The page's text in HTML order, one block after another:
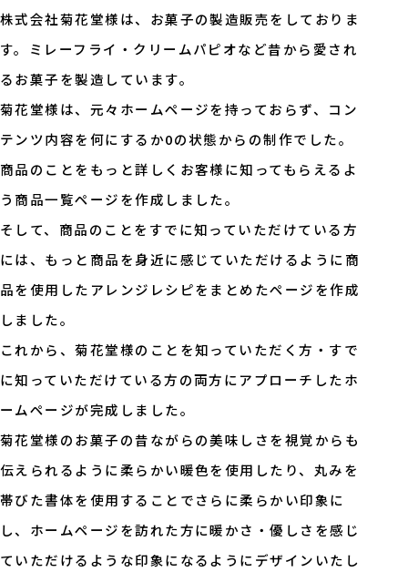
株式会社菊花堂様は、お菓子の製造販売をしておりま
す。ミレーフライ・クリームパピオなど昔から愛され
るお菓子を製造しています。
菊花堂様は、元々ホームページを持っておらず、コン
テンツ内容を何にするか0の状態からの制作でした。
商品のことをもっと詳しくお客様に知ってもらえるよ
う商品一覧ページを作成しました。
そして、商品のことをすでに知っていただけている方
には、もっと商品を身近に感じていただけるように商
品を使用したアレンジレシピをまとめたページを作成
しました。
これから、菊花堂様のことを知っていただく方・すで
に知っていただけている方の両方にアプローチしたホ
ームページが完成しました。
菊花堂様のお菓子の昔ながらの美味しさを視覚からも
伝えられるように柔らかい暖色を使用したり、丸みを
帯びた書体を使用することでさらに柔らかい印象に
し、ホームページを訪れた方に暖かさ・優しさを感じ
ていただけるような印象になるようにデザインいたし